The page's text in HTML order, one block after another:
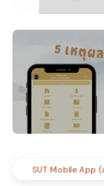
SUT Mobile App